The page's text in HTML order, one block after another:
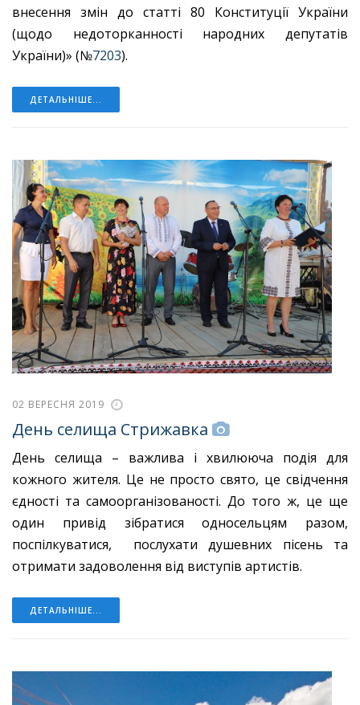
внесення змін до статті 80 Конституції України
(щодо недоторканності народних депутатів
України)» (№7203).
ДЕТАЛЬНІШЕ...
02 ВЕРЕСНЯ 2019
День селища Стрижавка
День селища – важлива і хвилююча подія для
кожного жителя. Це не просто свято, це свідчення
єдності та самоорганізованості. До того ж, це ще
один привід зібратися односельцям разом,
поспілкуватися, послухати душевних пісень та
отримати задоволення від виступів артистів.
ДЕТАЛЬНІШЕ...